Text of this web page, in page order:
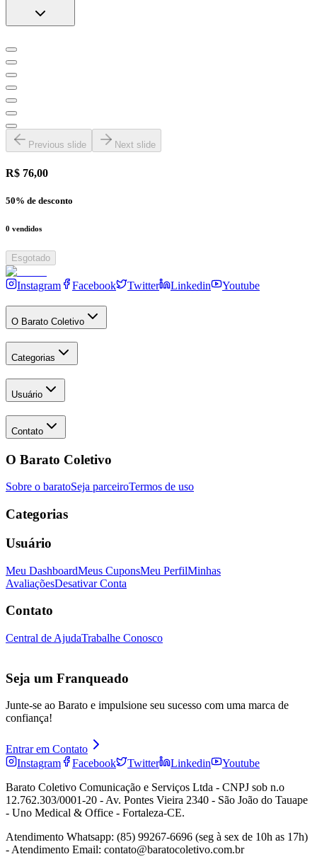
Previous slide Next slide
R$ 76,00
50% de desconto
0 vendidos
Esgotado
Instagram Facebook Twitter Linkedin Youtube
O Barato Coletivo
Categorias
Usuário
Contato
O Barato Coletivo
Sobre o baratoSeja parceiroTermos de uso
Categorias
Usuário
Meu DashboardMeus CuponsMeu PerfilMinhas
AvaliaçõesDesativar Conta
Contato
Central de AjudaTrabalhe Conosco
Seja um Franqueado
Junte-se ao Barato e impulsione seu sucesso com uma marca de
confiança!
Entrar em Contato
Instagram
Facebook Twitter Linkedin
Youtube
Barato Coletivo Comunicação e Serviços Ltda - CNPJ sob n.o
12.762.303/0001-20 - Av. Pontes Vieira 2340 - São João do Tauape
- Uno Medical & Office - Fortaleza-CE.
Atendimento Whatsapp: (85) 99267-6696 (seg à sex de 10h as 17h)
- Atendimento Email: contato@baratocoletivo.com.br